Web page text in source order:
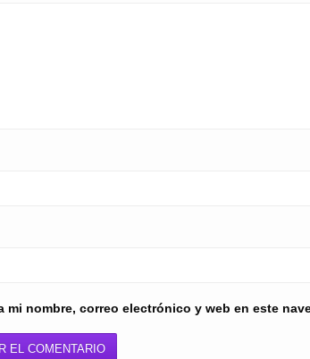
mi nombre, correo electrónico y web en este